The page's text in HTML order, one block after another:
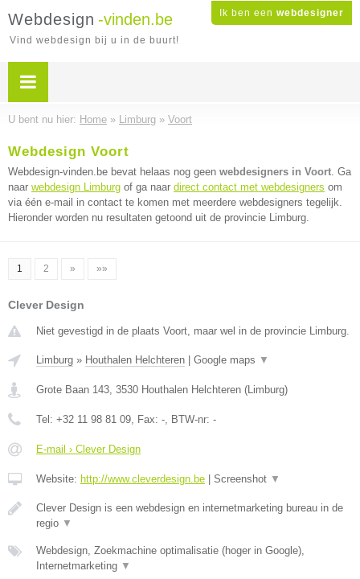
Ik ben een webdesigner
Webdesign -vinden.be
Vind webdesign bij u in de buurt!
U bent nu hier: Home » Limburg » Voort
Webdesign Voort
Webdesign-vinden.be bevat helaas nog geen webdesigners in Voort. Ga
naar webdesign Limburg of ga naar direct contact met webdesigners om
via één e-mail in contact te komen met meerdere webdesigners tegelijk.
Hieronder worden nu resultaten getoond uit de provincie Limburg.
1 2 » »»
Clever Design
Niet gevestigd in de plaats Voort, maar wel in de provincie Limburg.
Limburg » Houthalen Helchteren Google maps ▼
Grote Baan 143, 3530 Houthalen Helchteren (Limburg)
Tel: +32 11 98 81 09, Fax: -, BTW-nr: -
E-mail › Clever Design
Website: http://www.cleverdesign.be Screenshot ▼
Clever Design is een webdesign en internetmarketing bureau in de
regio ▼
Webdesign, Zoekmachine optimalisatie (hoger in Google),
Internetmarketing ▼